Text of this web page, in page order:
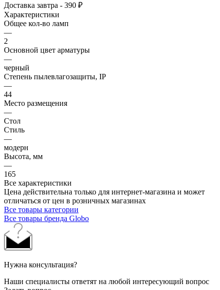
Доставка завтра - 390 ₽
Характеристики
Общее кол-во ламп
—
2
Основной цвет арматуры
—
черный
Степень пылевлагозащиты, IP
—
44
Место размещения
—
Стол
Стиль
—
модерн
Высота, мм
—
165
Все характеристики
Цена действительна только для интернет-магазина и может
отличаться от цен в розничных магазинах
Все товары категории
Все товары бренда Globo
Нужна консультация?
Наши специалисты ответят на любой интересующий вопрос